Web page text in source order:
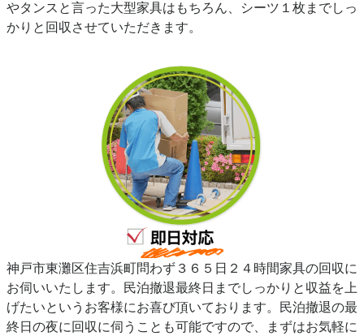
やタンスと言った大型家具はもちろん、シーツ１枚までしっ
かりと回収させていただきます。
神戸市東灘区住吉浜町問わず３６５日２４時間家具の回収に
お伺いいたします。民泊撤退最終日までしっかりと収益を上
げたいというお客様にお喜び頂いております。民泊撤退の最
終日の夜に回収に伺うことも可能ですので、まずはお気軽に